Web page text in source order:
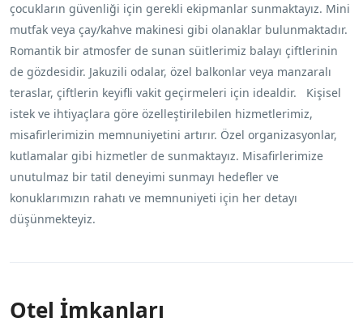
çocukların güvenliği için gerekli ekipmanlar sunmaktayız. Mini
mutfak veya çay/kahve makinesi gibi olanaklar bulunmaktadır.
Romantik bir atmosfer de sunan süitlerimiz balayı çiftlerinin
de gözdesidir. Jakuzili odalar, özel balkonlar veya manzaralı
teraslar, çiftlerin keyifli vakit geçirmeleri için idealdir. Kişisel
istek ve ihtiyaçlara göre özelleştirilebilen hizmetlerimiz,
misafirlerimizin memnuniyetini artırır. Özel organizasyonlar,
kutlamalar gibi hizmetler de sunmaktayız. Misafirlerimize
unutulmaz bir tatil deneyimi sunmayı hedefler ve
konuklarımızın rahatı ve memnuniyeti için her detayı
düşünmekteyiz.
Otel İmkanları